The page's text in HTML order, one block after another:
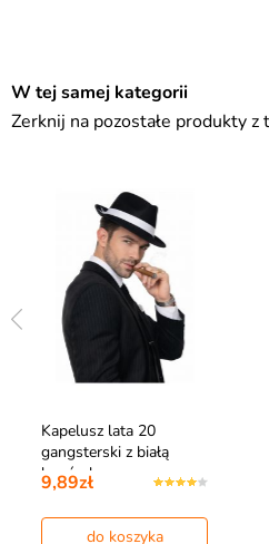
W tej samej kategorii
Zerknij na pozostałe produkty z
Kapelusz lata 20
gangsterski z białą
lamówką
9,89zł
do koszyka